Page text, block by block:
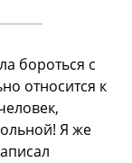
бороться с
относится к
Я же